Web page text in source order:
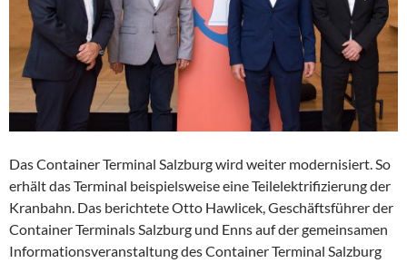
Das Container Terminal Salzburg wird weiter modernisiert. So
erhält das Terminal beispielsweise eine Teilelektrifizierung der
Kranbahn. Das berichtete Otto Hawlicek, Geschäftsführer der
Container Terminals Salzburg und Enns auf der gemeinsamen
Informationsveranstaltung des Container Terminal Salzburg